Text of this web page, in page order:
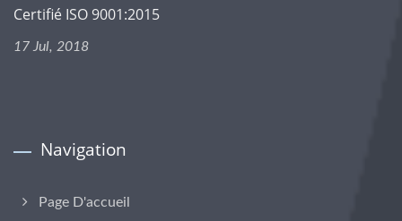
Certifié ISO 9001:2015
17 Jul, 2018
Navigation
Page D'accueil